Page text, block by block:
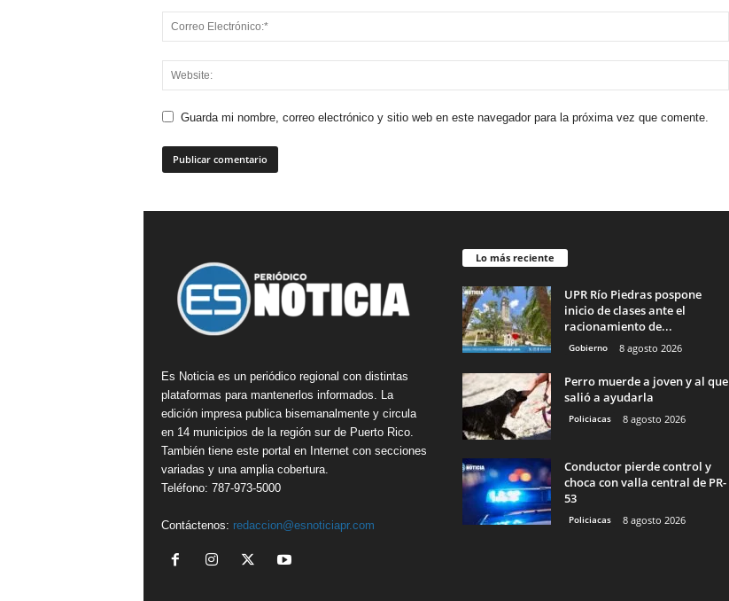
Guarda mi nombre, correo electrónico y sitio web en este navegador para la próxima vez que comente.
Es Noticia es un periódico regional con distintas
plataformas para mantenerlos informados. La
edición impresa publica bisemanalmente y circula
en 14 municipios de la región sur de Puerto Rico.
También tiene este portal en Internet con secciones
variadas y una amplia cobertura.
Teléfono: 787-973-5000
Contáctenos: redaccion@esnoticiapr.com
Lo más reciente
UPR Río Piedras pospone
inicio de clases ante el
racionamiento de...
Gobierno 8 agosto 2026
Perro muerde a joven y al que
salió a ayudarla
Policiacas 8 agosto 2026
Conductor pierde control y
choca con valla central de PR-
53
Policiacas 8 agosto 2026